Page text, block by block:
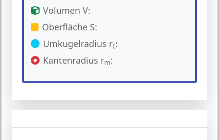
Volumen V:
Oberfläche S:
Umkugelradius rc:
Kantenradius rm: